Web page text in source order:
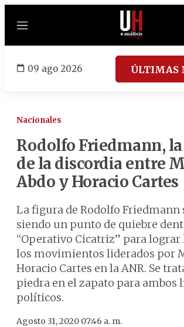
Menú
09 ago 2026 ÚLTIMAS
Nacionales
Rodolfo Friedmann,
de la discordia entre
Abdo y Horacio Cartes
La figura de Rodolfo Friedmann
siendo un punto de quiebre
“Operativo Cicatriz” para lograr
los movimientos liderados por
Horacio Cartes en la ANR. Se
piedra en el zapato para ambos
políticos.
Agosto 31, 2020 07:46 a. m.